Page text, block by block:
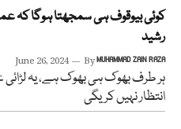
کوئی بیوقوف ہی سمجھتا ہوگا کہ
رشید
June 26, 2024 ByMUHAMMAD ZAIN RAZA
ہر طرف بھوک ہی بھوک ہے، یہ
انتظار نہیں کریگی